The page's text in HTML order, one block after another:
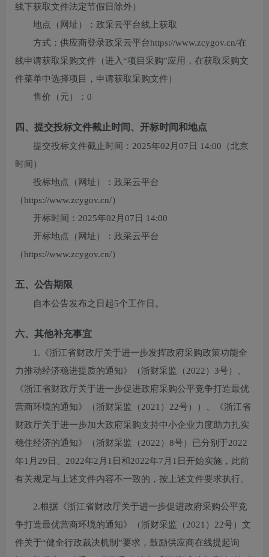
线下获取文件法定节假日除外）
地点（网址）： 政采云平台线上获取
方式： 供应商登录政采云平台https://www.zcygov.cn/在
线申请获取采购文件（进入“项目采购”应用，在获取采购文
件菜单中选择项目，申请获取采购文件）
售价（元）： 0
四、提交投标文件截止时间、开标时间和地点
提交投标文件截止时间： 2025年02月07日 14:00 （北京
时间）
投标地点（网址）： 政采云平台
（https://www.zcygov.cn/）
开标时间： 2025年02月07日 14:00
开标地点（网址）： 政采云平台
（https://www.zcygov.cn/）
五、公告期限
自本公告发布之日起5个工作日。
六、其他补充事宜
1.《浙江省财政厅关于进一步发挥政府采购政策功能全
力推动经济稳进提质的通知》（浙财采监（2022）3号）、
《浙江省财政厅关于进一步促进政府采购公平竞争打造最优
营商环境的通知》（浙财采监（2021）22号））、《浙江省
财政厅关于进一步加大政府采购支持中小企业力度助力扎实
稳住经济的通知》（浙财采监（2022）8号）已分别于2022
年1月29日、2022年2月1日和2022年7月1日开始实施，此前
有关规定与上述文件内容不一致的，按上述文件要求执行。
2.根据《浙江省财政厅关于进一步促进政府采购公平竞
争打造最优营商环境的通知》（浙财采监（2021）22号）文
件关于“健全行政裁决机制”要求，鼓励供应商在线提起询